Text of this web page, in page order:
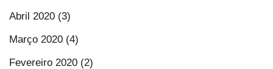
Abril 2020 (3)
Março 2020 (4)
Fevereiro 2020 (2)